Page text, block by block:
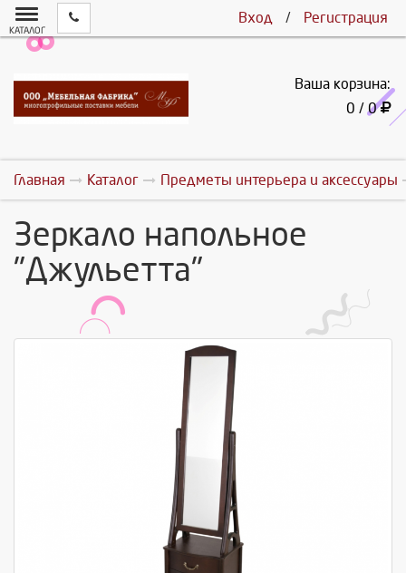
Вход / Регистрация
КАТАЛОГ
Ваша корзина:
0 / 0
Главная Каталог Предметы интерьера и аксессуары
Зеркало напольное
"Джульетта"